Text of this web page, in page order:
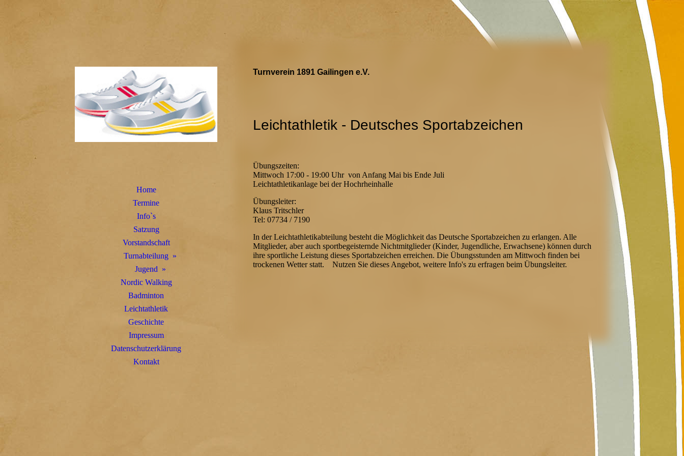
Home
Termine
Info`s
Satzung
Vorstandschaft
Turnabteilung
Jugend
Nordic Walking
Badminton
Leichtathletik
Geschichte
Impressum
Datenschutzerklärung
Kontakt
Turnverein 1891 Gailingen e.V.
Leichtathletik - Deutsches Sportabzeichen
Übungszeiten:
Mittwoch 17:00 - 19:00 Uhr von Anfang Mai bis Ende Juli
Leichtathletikanlage bei der Hochrheinhalle
Übungsleiter:
Klaus Tritschler
Tel: 07734 / 7190
In der Leichtathletikabteilung besteht die Möglichkeit das Deutsche Sportabzeichen zu erlangen. Alle
Mitglieder, aber auch sportbegeisternde Nichtmitglieder (Kinder, Jugendliche, Erwachsene) können durch
ihre sportliche Leistung dieses Sportabzeichen erreichen. Die Übungsstunden am Mittwoch finden bei
trockenen Wetter statt. Nutzen Sie dieses Angebot, weitere Info's zu erfragen beim Übungsleiter.